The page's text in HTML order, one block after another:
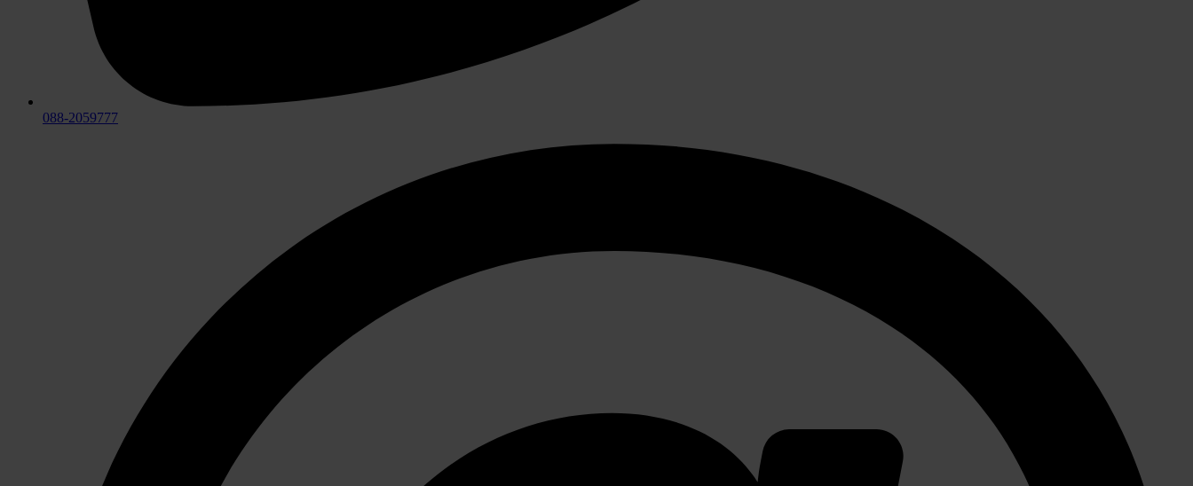
088-2059777